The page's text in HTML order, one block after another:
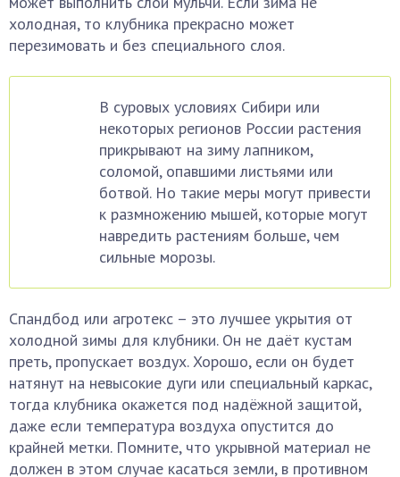
холодная, то клубника прекрасно может
перезимовать и без специального слоя.
В суровых условиях Сибири или
некоторых регионов России растения
прикрывают на зиму лапником,
соломой, опавшими листьями или
ботвой. Но такие меры могут привести
к размножению мышей, которые могут
навредить растениям больше, чем
сильные морозы.
Спандбод или агротекс – это лучшее укрытия от
холодной зимы для клубники. Он не даёт кустам
преть, пропускает воздух. Хорошо, если он будет
натянут на невысокие дуги или специальный каркас,
тогда клубника окажется под надёжной защитой,
даже если температура воздуха опустится до
крайней метки. Помните, что укрывной материал не
должен в этом случае касаться земли, в противном